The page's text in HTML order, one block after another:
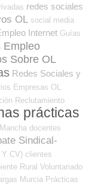
redes sociales
OL social media
Internet Guías
Empleo
Sobre OL
Redes Sociales y
Empresas OL
Reclutamiento
prácticas
docentes
Sindical-
Y CV) clientes
Rural Voluntariado
Murcia Prácticas